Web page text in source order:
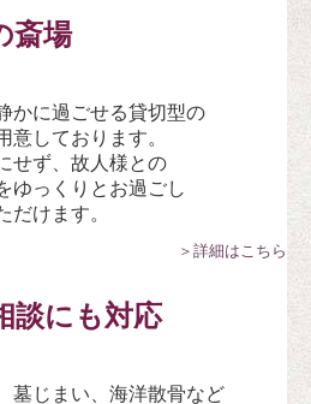
斎場
かに過ごせる貸切型の
意しております。
せず、故人様との
ゆっくりとお過ごし
だけます。
＞詳細はこちら
談にも対応
墓じまい、海洋散骨など